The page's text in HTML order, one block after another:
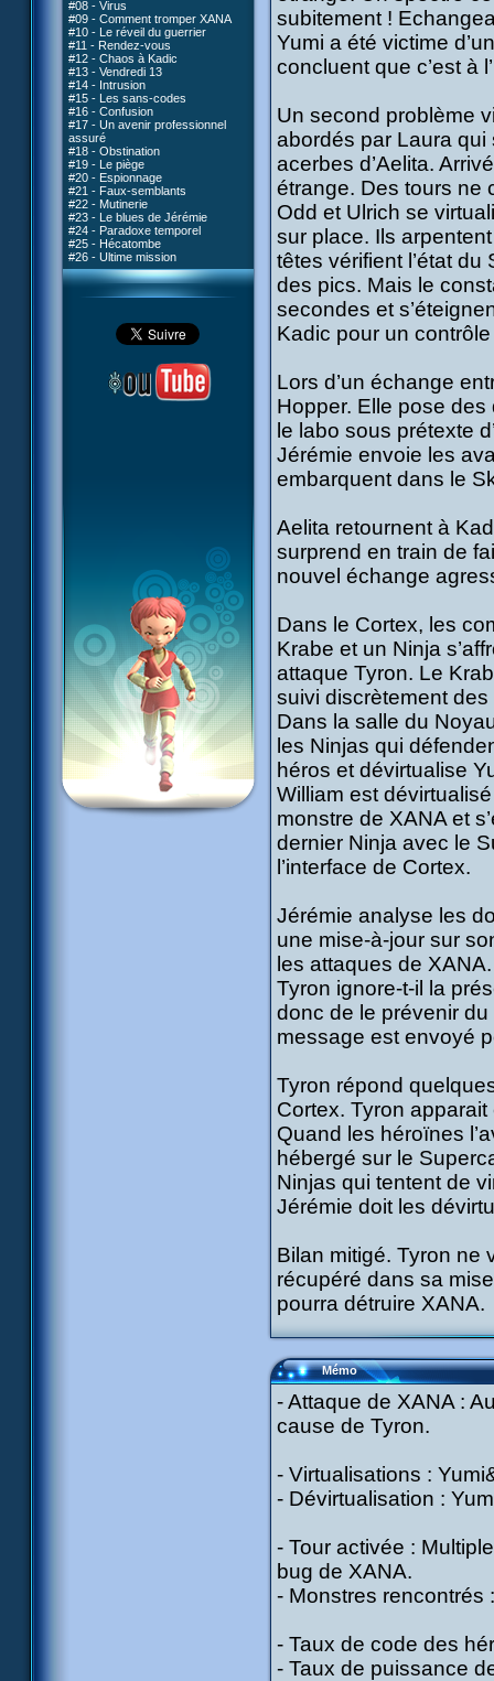
#08 - Virus
#09 - Comment tromper XANA
#10 - Le réveil du guerrier
#11 - Rendez-vous
#12 - Chaos à Kadic
#13 - Vendredi 13
#14 - Intrusion
#15 - Les sans-codes
#16 - Confusion
#17 - Un avenir professionnel
assuré
#18 - Obstination
#19 - Le piège
#20 - Espionnage
#21 - Faux-semblants
#22 - Mutinerie
#23 - Le blues de Jérémie
#24 - Paradoxe temporel
#25 - Hécatombe
#26 - Ultime mission
subitement !
Yumi a été victime
concluent que c’est à
Un second problème
abordés par Laura qui
acerbes d’Aelita.
étrange. Des tours ne
Odd et Ulrich se
sur place. Ils
têtes vérifient l’état
des pics. Mais le
secondes et
Kadic pour un
Lors d’un échange
Hopper. Elle pose
le labo sous prétexte
Jérémie envoie les
embarquent dans le
Aelita retournent à
surprend en train de
nouvel échange
Dans le Cortex, les
Krabe et un Ninja
attaque Tyron. Le
suivi discrètement des
Dans la salle du
les Ninjas qui
héros et dévirtualise
William est
monstre de XANA et
dernier Ninja avec le
l’interface de Cortex.
Jérémie analyse les
une mise-à-jour sur
les attaques de
Tyron ignore-t-il la
donc de le prévenir du
message est envoyé
Tyron répond
Cortex. Tyron
Quand les héroïnes
hébergé sur le
Ninjas qui tentent de
Jérémie doit les
Bilan mitigé. Tyron ne
récupéré dans sa
pourra détruire XANA.
Mémo
- Attaque de XANA :
cause de Tyron.
- Virtualisations :
- Dévirtualisation :
- Tour activée :
bug de XANA.
- Monstres rencontrés
- Taux de code des
- Taux de puissance